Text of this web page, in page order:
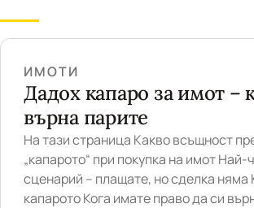
ИМОТИ
Дадох капаро за имот –
върна парите
На тази страница Какво всъщност
„капарото“ при покупка на имот Най-
сценарий – плащате, но сделка няма
капарото Кога имате право да си